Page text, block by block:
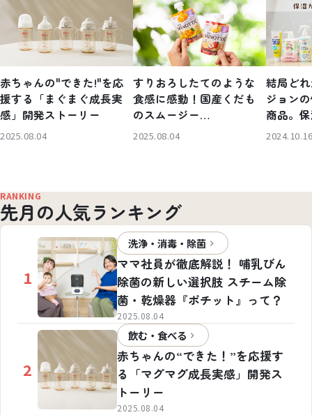
赤ちゃんの"できた!"を応
援する「まぐまぐ成長実
感」開発ストーリー
2025.08.04
すりおろしたてのような
食感に感動！国産くだも
のスムージー
「MINOTTA（ミノッ
2025.08.04
結局ど
ジョン
商品。
るわか
RANKING
先月の人気ランキング
1
洗浄・消毒・除菌
ママ社員が徹底解説！ 哺乳びん
除菌の新しい選択肢 スチーム除
菌・乾燥器『ポチット』って？
2025.08.04
2
飲む・食べる
赤ちゃんの“できた！”を応援す
る「マグマグ成長実感」開発ス
トーリー
2025.08.04